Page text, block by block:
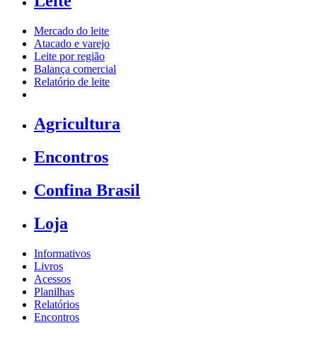
Mercado do leite
Atacado e varejo
Leite por região
Balança comercial
Relatório de leite
Agricultura
Encontros
Confina Brasil
Loja
Informativos
Livros
Acessos
Planilhas
Relatórios
Encontros